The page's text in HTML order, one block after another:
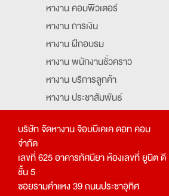
หางาน คอมพิวเตอร์
หางาน การเงิน
หางาน ฝึกอบรม
หางาน พนักงานชั่วคราว
หางาน บริการลูกค้า
หางาน ประชาสัมพันธ์
หางาน ประสานงาน
หางาน จองตั๋ว
หางาน กุ๊ก
บริษัท จัดหางาน จ๊อบบีเคเค ดอท คอม
จำกัด
เลขที่ 625 อาคารทัศนียา ห้องเลขที่ ยูนิต ดี
ชั้น 5
ซอยรามคำแหง 39 ถนนประชาอุทิศ